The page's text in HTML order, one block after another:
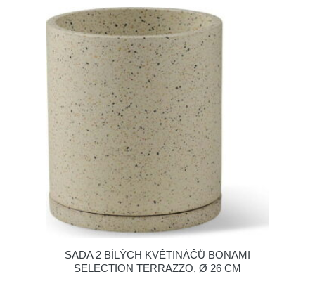
SADA 2 BÍLÝCH KVĚTINÁČŮ BONAMI
SELECTION TERRAZZO, Ø 26 CM